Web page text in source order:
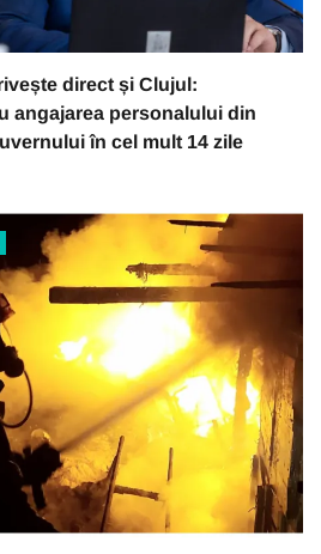
direct și Clujul:
angajarea personalului din
în cel mult 14 zile